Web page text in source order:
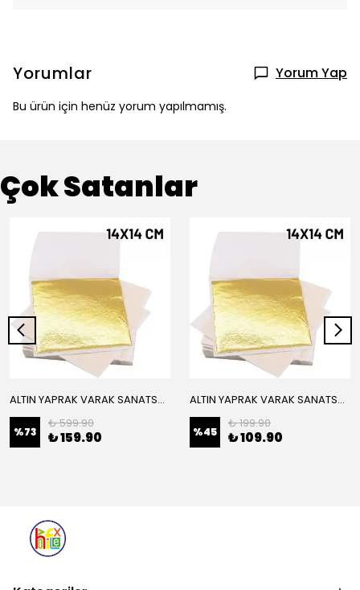
Yorumlar Yorum Yap
Bu ürün için henüz yorum yapılmamış.
Çok Satanlar
ALTIN YAPRAK VARAK SANATSAL BÜYÜK BOY FOLYO EPOKSİ REÇİNE NAİL ART 16 ADET 14X14 CM ALTIN RENK
%73
₺ 599.90
₺ 159.90
ALTIN YAPRAK VARAK SANATSAL BÜYÜK BOY FOLYO EPOKSİ REÇİNE NAİL ART 8 ADET ALTIN RENK 14X14 CM
%45
₺ 199.90
₺ 109.90